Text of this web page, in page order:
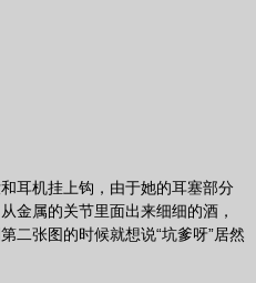
耳机挂上钩，由于她的耳塞部分
金属的关节里面出来细细的酒，
二张图的时候就想说“坑爹呀”居然